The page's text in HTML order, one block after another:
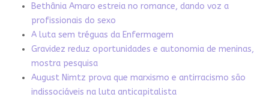
Bethânia Amaro estreia no romance, dando voz a
profissionais do sexo
A luta sem tréguas da Enfermagem
Gravidez reduz oportunidades e autonomia de meninas,
mostra pesquisa
August Nimtz prova que marxismo e antirracismo são
indissociáveis na luta anticapitalista